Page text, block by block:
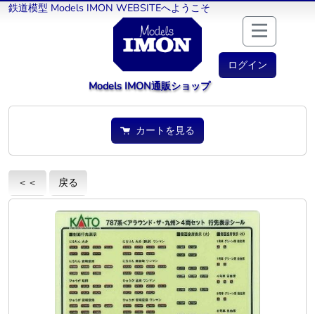
鉄道模型 Models IMON WEBSITEへようこそ
ログイン
Models IMON通販ショップ
カートを見る
＜＜ 戻る